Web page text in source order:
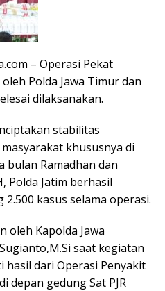
– Operasi Pekat
Polda Jawa Timur dan
dilaksanakan.
stabilitas
khususnya di
bulan Ramadhan dan
Polda Jatim berhasil
kasus selama operasi.
oleh Kapolda Jawa
saat kegiatan
dari Operasi Penyakit
depan gedung Sat PJR